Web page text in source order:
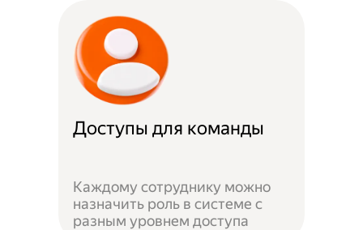
Доступы для команды
Каждому сотруднику можно
назначить роль в системе с
разным уровнем доступа